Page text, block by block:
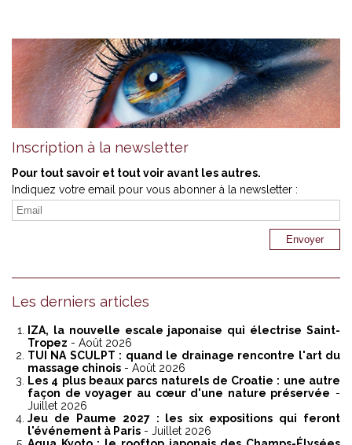
Inscription à la newsletter
Pour tout savoir et tout voir avant les autres.
Indiquez votre email pour vous abonner à la newsletter :
Les derniers articles
IZA, la nouvelle escale japonaise qui électrise Saint-
Tropez - Août 2026
TUI NA SCULPT : quand le drainage rencontre l'art du
massage chinois - Août 2026
Les 4 plus beaux parcs naturels de Croatie : une autre
façon de voyager au cœur d'une nature préservée -
Juillet 2026
Jeu de Paume 2027 : les six expositions qui feront
l'événement à Paris - Juillet 2026